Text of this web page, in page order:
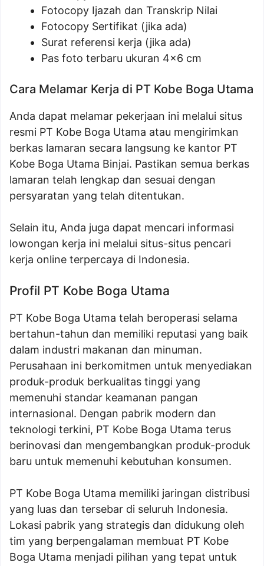
Fotocopy Ijazah dan Transkrip Nilai
Fotocopy Sertifikat (jika ada)
Surat referensi kerja (jika ada)
Pas foto terbaru ukuran 4×6 cm
Cara Melamar Kerja di PT Kobe Boga Utama
Anda dapat melamar pekerjaan ini melalui situs
resmi PT Kobe Boga Utama atau mengirimkan
berkas lamaran secara langsung ke kantor PT
Kobe Boga Utama Binjai. Pastikan semua berkas
lamaran telah lengkap dan sesuai dengan
persyaratan yang telah ditentukan.
Selain itu, Anda juga dapat mencari informasi
lowongan kerja ini melalui situs-situs pencari
kerja online terpercaya di Indonesia.
Profil PT Kobe Boga Utama
PT Kobe Boga Utama telah beroperasi selama
bertahun-tahun dan memiliki reputasi yang baik
dalam industri makanan dan minuman.
Perusahaan ini berkomitmen untuk menyediakan
produk-produk berkualitas tinggi yang
memenuhi standar keamanan pangan
internasional. Dengan pabrik modern dan
teknologi terkini, PT Kobe Boga Utama terus
berinovasi dan mengembangkan produk-produk
baru untuk memenuhi kebutuhan konsumen.
PT Kobe Boga Utama memiliki jaringan distribusi
yang luas dan tersebar di seluruh Indonesia.
Lokasi pabrik yang strategis dan didukung oleh
tim yang berpengalaman membuat PT Kobe
Boga Utama menjadi pilihan yang tepat untuk